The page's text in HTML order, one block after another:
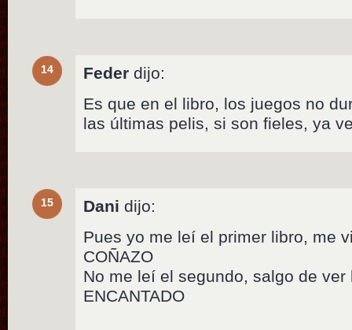
14 Feder dijo:
Es que en el libro, los juegos no
las últimas pelis, si son fieles, ya
15 Dani dijo:
Pues yo me leí el primer libro, me
COÑAZO
No me leí el segundo, salgo de
ENCANTADO